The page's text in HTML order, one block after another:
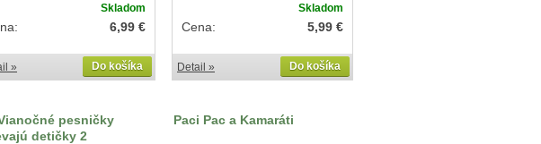
Skladom
6,99 €
Do košíka
»
Skladom
5,99 €
Cena:
Do košíka
Detail »
pesničky
detičky 2
Paci Pac a Kamaráti